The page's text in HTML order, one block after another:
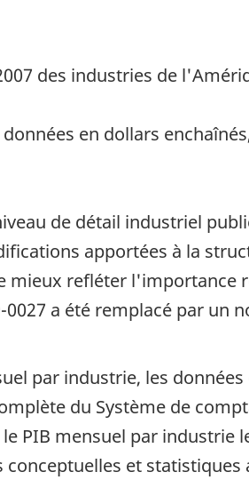
des industries de
en dollars
de détail industriel
apportées à la
mieux refléter l'importance
a été remplacé par un
par industrie, les
du Système de
PIB mensuel par industrie
et